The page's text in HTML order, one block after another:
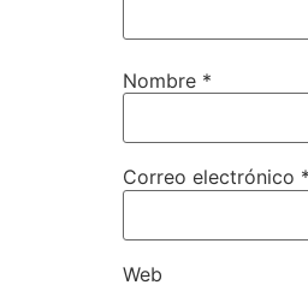
Nombre *
Correo electrónico *
Web